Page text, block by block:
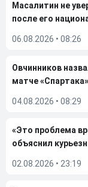
Масалитин не
после его
06.08.2026 • 08:26
Овчинников
матче «Спартака»
04.08.2026 • 08:29
«Это проблема
объяснил
02.08.2026 • 23:19